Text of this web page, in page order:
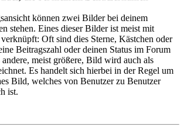
können zwei Bilder bei deinem
stehen. Eines dieser Bilder ist meist mit
Oft sind dies Sterne, Kästchen oder
Beitragszahl oder deinen Status im Forum
andere, meist größere, Bild wird auch als
Es handelt sich hierbei in der Regel um
Bild, welches von Benutzer zu Benutzer
ist.